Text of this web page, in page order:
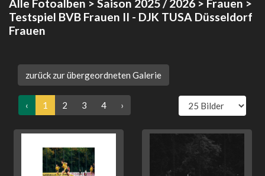
Alle Fotoalben > Saison 2025 / 2026 > Frauen >
Testspiel BVB Frauen II - DJK TUSA Düsseldorf
Frauen
zurück zur übergeordneten Galerie
‹ 1 2 3 4 ›